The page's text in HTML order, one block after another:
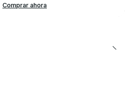
Comprar ahora